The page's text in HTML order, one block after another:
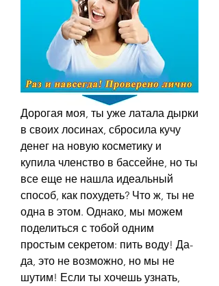
Дорогая моя, ты уже латала дырки
в своих лосинах, сбросила кучу
денег на новую косметику и
купила членство в бассейне, но ты
все еще не нашла идеальный
способ, как похудеть? Что ж, ты не
одна в этом. Однако, мы можем
поделиться с тобой одним
простым секретом: пить воду! Да-
да, это не возможно, но мы не
шутим! Если ты хочешь узнать,